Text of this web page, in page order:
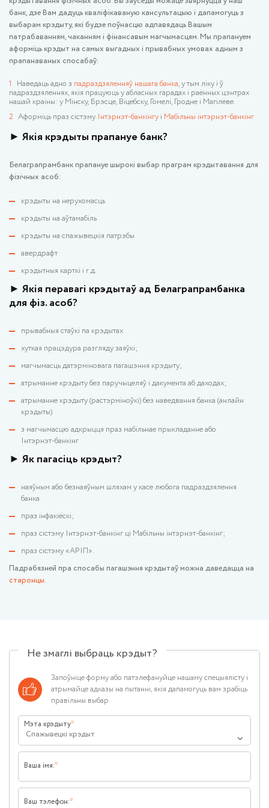
банк, дзе Вам дадуць кваліфікаваную кансультацыю і дапамогуць з
выбарам крэдыту, які будзе поўнасцю адпавядаць Вашым
патрабаванням, чаканням і фінансавым магчымасцям. Мы прапануем
аформіць крэдыт на самых выгадных і прывабных умовах адным з
прапанаваных спосабаў:
Наведаць адно з падраздзяленняў нашага банка, у тым ліку і ў
падраздзяленнях, якія працуюць у абласных гарадах і раённых цэнтрах
нашай краіны: у Мінску, Брэсце, Віцебску, Гомелі, Гродне і Магілёве.
Аформіць праз сістэму Інтэрнэт-банкінгу і Мабільны інтэрнэт-банкінг
► Якія крэдыты прапануе банк?
Белаграпрамбанк прапануе шырокі выбар праграм крэдытавання для
фізічных асоб:
крэдыты на нерухомасць
крэдыты на аўтамабіль
крэдыты на спажывецкія патрэбы
авердрафт
крэдытныя карткі і г.д.
► Якія перавагі крэдытаў ад Белаграпрамбанка
для фіз. асоб?
прывабныя стаўкі па крэдытах
хуткая працэдура разгляду заяўкі;
магчымасць датэрміновага пагашэння крэдыту;
атрыманне крэдыту без паручыцеляў і дакумента аб даходах;
атрыманне крэдыту (растэрміноўкі) без наведвання банка (анлайн
крэдыты)
з магчымасцю адкрыцця праз мабільнае прыкладанне або
Інтэрнэт-банкінг
► Як пагасіць крэдыт?
наяўным або безнаяўным шляхам у касе любога падраздзялення
банка.
праз інфакіёскі;
праз сістэму Інтэрнэт-банкінг ці Мабільны інтэрнэт-банкінг;
праз сістэму «АРІП».
Падрабязней пра спосабы пагашэння крэдытаў можна даведацца на
старонцы.
Не змаглі выбраць крэдыт?
Запоўніце форму або патэлефануйце нашаму спецыялісту і
атрымайце адказы на пытанні, якія дапамогуць вам зрабіць
правільны выбар.
Мэта крэдыту
Спажывецкі крэдыт
Ваша імя:
Ваш тэлефон: